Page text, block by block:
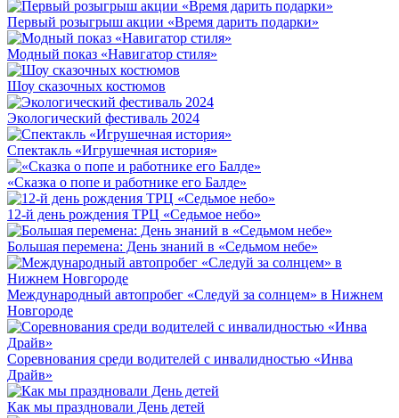
Первый розыгрыш акции «Время дарить подарки»
Модный показ «Навигатор стиля»
Шоу сказочных костюмов
Экологический фестиваль 2024
Спектакль «Игрушечная история»
«Сказка о попе и работнике его Балде»
12-й день рождения ТРЦ «Седьмое небо»
Большая перемена: День знаний в «Седьмом небе»
Международный автопробег «Следуй за солнцем» в Нижнем
Новгороде
Соревнования среди водителей с инвалидностью «Инва
Драйв»‎
Как мы праздновали День детей